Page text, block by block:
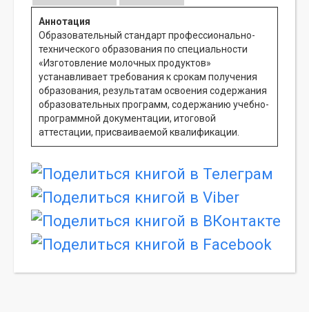
Аннотация
Образовательный стандарт профессионально-
технического образования по специальности
«Изготовление молочных продуктов»
устанавливает требования к срокам получения
образования, результатам освоения содержания
образовательных программ, содержанию учебно-
программной документации, итоговой
аттестации, присваиваемой квалификации.